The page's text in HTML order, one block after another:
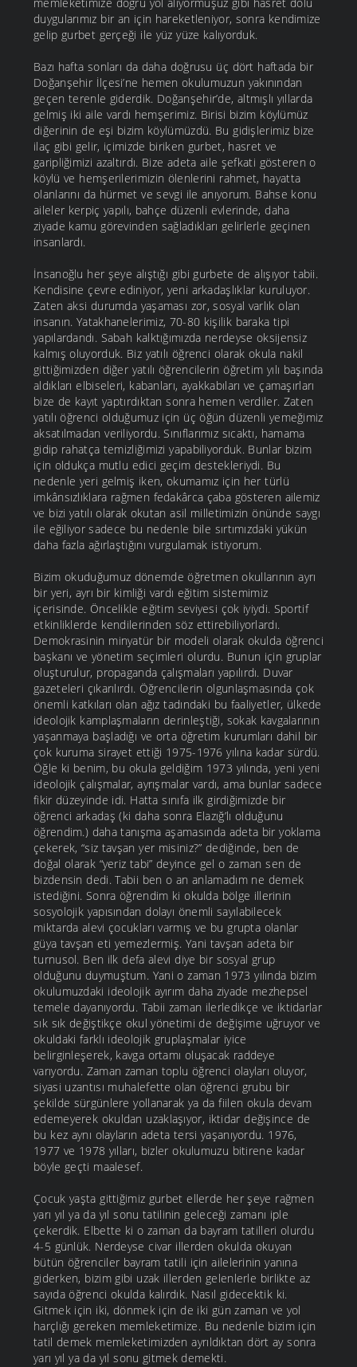
duygularımız bir an için hareketleniyor, sonra kendimize
gelip gurbet gerçeği ile yüz yüze kalıyorduk.
Bazı hafta sonları da daha doğrusu üç dört haftada bir
Doğanşehir İlçesi’ne hemen okulumuzun yakınından
geçen terenle giderdik. Doğanşehir’de, altmışlı yıllarda
gelmiş iki aile vardı hemşerimiz. Birisi bizim köylümüz
diğerinin de eşi bizim köylümüzdü. Bu gidişlerimiz bize
ilaç gibi gelir, içimizde biriken gurbet, hasret ve
garipliğimizi azaltırdı. Bize adeta aile şefkati gösteren o
köylü ve hemşerilerimizin ölenlerini rahmet, hayatta
olanlarını da hürmet ve sevgi ile anıyorum. Bahse konu
aileler kerpiç yapılı, bahçe düzenli evlerinde, daha
ziyade kamu görevinden sağladıkları gelirlerle geçinen
insanlardı.
İnsanoğlu her şeye alıştığı gibi gurbete de alışıyor tabii.
Kendisine çevre ediniyor, yeni arkadaşlıklar kuruluyor.
Zaten aksi durumda yaşaması zor, sosyal varlık olan
insanın. Yatakhanelerimiz, 70-80 kişilik baraka tipi
yapılardandı. Sabah kalktığımızda nerdeyse oksijensiz
kalmış oluyorduk. Biz yatılı öğrenci olarak okula nakil
gittiğimizden diğer yatılı öğrencilerin öğretim yılı başında
aldıkları elbiseleri, kabanları, ayakkabıları ve çamaşırları
bize de kayıt yaptırdıktan sonra hemen verdiler. Zaten
yatılı öğrenci olduğumuz için üç öğün düzenli yemeğimiz
aksatılmadan veriliyordu. Sınıflarımız sıcaktı, hamama
gidip rahatça temizliğimizi yapabiliyorduk. Bunlar bizim
için oldukça mutlu edici geçim destekleriydi. Bu
nedenle yeri gelmiş iken, okumamız için her türlü
imkânsızlıklara rağmen fedakârca çaba gösteren ailemiz
ve bizi yatılı olarak okutan asil milletimizin önünde saygı
ile eğiliyor sadece bu nedenle bile sırtımızdaki yükün
daha fazla ağırlaştığını vurgulamak istiyorum.
Bizim okuduğumuz dönemde öğretmen okullarının ayrı
bir yeri, ayrı bir kimliği vardı eğitim sistemimiz
içerisinde. Öncelikle eğitim seviyesi çok iyiydi. Sportif
etkinliklerde kendilerinden söz ettirebiliyorlardı.
Demokrasinin minyatür bir modeli olarak okulda öğrenci
başkanı ve yönetim seçimleri olurdu. Bunun için gruplar
oluşturulur, propaganda çalışmaları yapılırdı. Duvar
gazeteleri çıkarılırdı. Öğrencilerin olgunlaşmasında çok
önemli katkıları olan ağız tadındaki bu faaliyetler, ülkede
ideolojik kamplaşmaların derinleştiği, sokak kavgalarının
yaşanmaya başladığı ve orta öğretim kurumları dahil bir
çok kuruma sirayet ettiği 1975-1976 yılına kadar sürdü.
Öğle ki benim, bu okula geldiğim 1973 yılında, yeni yeni
ideolojik çalışmalar, ayrışmalar vardı, ama bunlar sadece
fikir düzeyinde idi. Hatta sınıfa ilk girdiğimizde bir
öğrenci arkadaş (ki daha sonra Elazığ’lı olduğunu
öğrendim.) daha tanışma aşamasında adeta bir yoklama
çekerek, “siz tavşan yer misiniz?” dediğinde, ben de
doğal olarak “yeriz tabi” deyince gel o zaman sen de
bizdensin dedi. Tabii ben o an anlamadım ne demek
istediğini. Sonra öğrendim ki okulda bölge illerinin
sosyolojik yapısından dolayı önemli sayılabilecek
miktarda alevi çocukları varmış ve bu grupta olanlar
güya tavşan eti yemezlermiş. Yani tavşan adeta bir
turnusol. Ben ilk defa alevi diye bir sosyal grup
olduğunu duymuştum. Yani o zaman 1973 yılında bizim
okulumuzdaki ideolojik ayırım daha ziyade mezhepsel
temele dayanıyordu. Tabii zaman ilerledikçe ve iktidarlar
sık sık değiştikçe okul yönetimi de değişime uğruyor ve
okuldaki farklı ideolojik gruplaşmalar iyice
belirginleşerek, kavga ortamı oluşacak raddeye
varıyordu. Zaman zaman toplu öğrenci olayları oluyor,
siyasi uzantısı muhalefette olan öğrenci grubu bir
şekilde sürgünlere yollanarak ya da fiilen okula devam
edemeyerek okuldan uzaklaşıyor, iktidar değişince de
bu kez aynı olayların adeta tersi yaşanıyordu. 1976,
1977 ve 1978 yılları, bizler okulumuzu bitirene kadar
böyle geçti maalesef.
Çocuk yaşta gittiğimiz gurbet ellerde her şeye rağmen
yarı yıl ya da yıl sonu tatilinin geleceği zamanı iple
çekerdik. Elbette ki o zaman da bayram tatilleri olurdu
4-5 günlük. Nerdeyse civar illerden okulda okuyan
bütün öğrenciler bayram tatili için ailelerinin yanına
giderken, bizim gibi uzak illerden gelenlerle birlikte az
sayıda öğrenci okulda kalırdık. Nasıl gidecektik ki.
Gitmek için iki, dönmek için de iki gün zaman ve yol
harçlığı gereken memleketimize. Bu nedenle bizim için
tatil demek memleketimizden ayrıldıktan dört ay sonra
yarı yıl ya da yıl sonu gitmek demekti.